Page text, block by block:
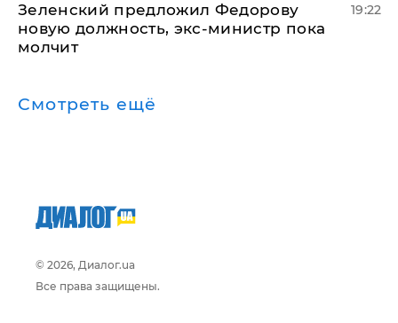
Зеленский предложил Федорову
новую должность, экс-министр пока
молчит
19:22
Смотреть ещё
© 2026, Диалог.ua
Все права защищены.